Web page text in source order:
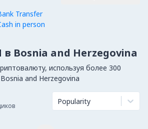
Transfer
in person
в Bosnia and Herzegovina
используя более 300
and Herzegovina
Popularity